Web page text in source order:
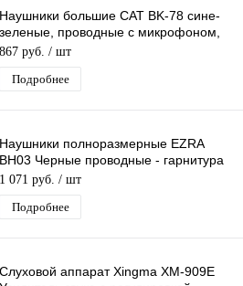
Наушники большие CAT BK-78 сине-
зеленые, проводные с микрофоном,
кошачьи ушки (AUX) регул. громкости
867 руб. / шт
Подробнее
Наушники полноразмерные EZRA
BH03 Черные проводные - гарнитура
(микрофон, кабель 1,2м, 3,5мм)
1 071 руб. / шт
Подробнее
Слуховой аппарат Xingma XM-909E